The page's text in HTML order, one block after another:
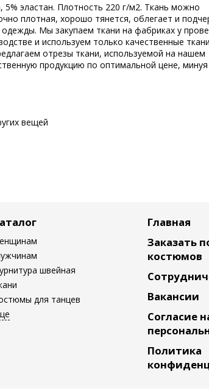
эластан. Плотность 220 г/м2. Ткань можно
плотная, хорошо тянется, облегает и
Мы закупаем ткани на фабриках у
и используем только качественные
отрезы ткани, используемой на нашем
продукцию по оптимальной цене, минуя
вещей
швейная
для танцев
Главная
Заказать
костюмов
Вакансии
Согласие
Политика